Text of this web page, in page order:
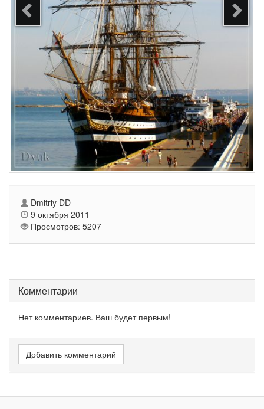
Dmitriy DD
9 октября 2011
Просмотров: 5207
Комментарии
Нет комментариев. Ваш будет первым!
Добавить комментарий